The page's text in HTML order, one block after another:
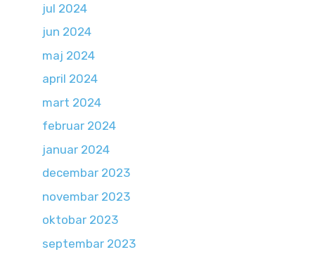
jul 2024
jun 2024
maj 2024
april 2024
mart 2024
februar 2024
januar 2024
decembar 2023
novembar 2023
oktobar 2023
septembar 2023